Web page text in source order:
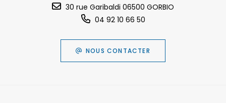
30 rue Garibaldi 06500 GORBIO
04 92 10 66 50
NOUS CONTACTER